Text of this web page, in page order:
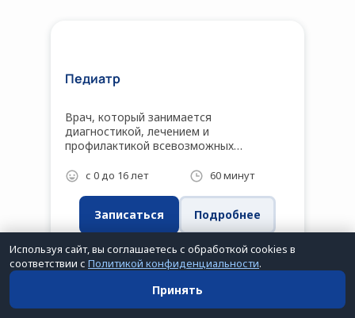
Педиатр
Врач, который занимается
диагностикой, лечением и
профилактикой всевозможных
с 0 до 16 лет 60 минут
Записаться Подробнее
Используя сайт, вы соглашаетесь с обработкой cookies в
соответствии с Политикой конфиденциальности.
Принять